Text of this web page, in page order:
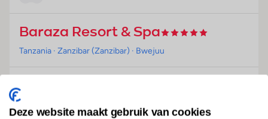
Baraza Resort & Spa
Tanzania · Zanzibar (Zanzibar) · Bwejuu
Het resort bevindt zich in Bwejuu.
Deze website maakt gebruik van cookies